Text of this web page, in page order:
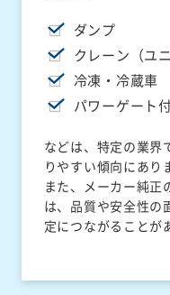
ダンプ
クレーン（ユ
冷凍・冷蔵車
パワーゲート
などは、特定の業界
りやすい傾向にあり
また、メーカー純正
は、品質や安全性の
定につながることが